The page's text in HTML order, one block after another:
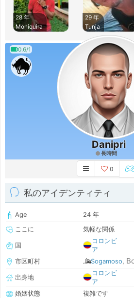
28 年
Moniquira
29 年
Tunja
0.6/1
Danipri
長時間
0
私のアイデンティティ
Age
24 年
ここに
気軽な関係
国
コロンビ
ア
市区町村
Sogamoso,
出身地
コロンビ
ア
婚姻状態
複雑です